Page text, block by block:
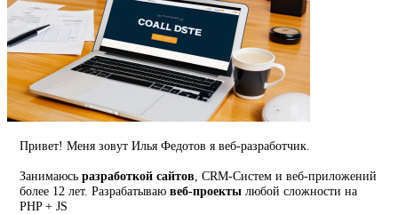
Привет! Меня зовут Илья Федотов я веб-разработчик.
Занимаюсьразработкой сайтов , CRM-Систем и веб-приложений
более 12 лет. Разрабатываювеб-проекты любой сложности на
PHP + JS